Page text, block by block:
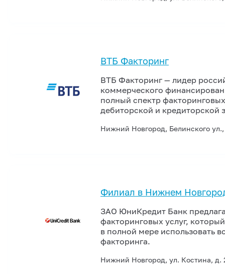
ВТБ Факторинг
ВТБ Факторинг — лидер
коммерческого
полный спектр
дебиторской и кредиторской
Нижний Новгород, Белинского ул.,
Филиал в Нижнем
ЗАО ЮниКредит Банк
факторинговых услуг,
в полной мере использовать
факторинга.
Нижний Новгород, ул. Костина, д.